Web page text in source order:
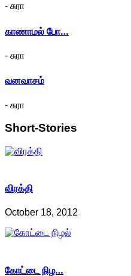
- சுரா
காணாமல் போ…
- சுரா
வனவாசம்
- சுரா
Short-Stories
விரக்தி
October 18, 2012
கோட்டை நிழ…